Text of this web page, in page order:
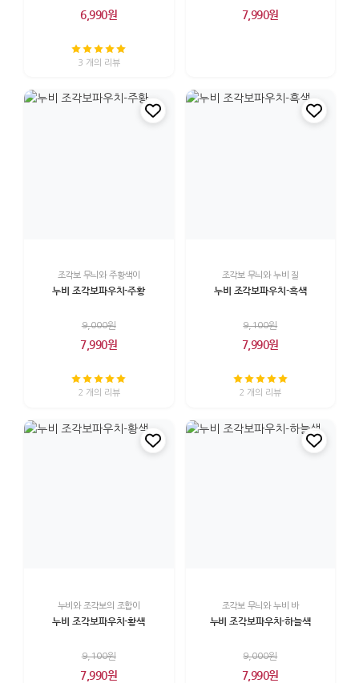
6,990원
3 개의 리뷰
7,990원
조각보 무늬와 주황색이
누비 조각보파우치-주황
9,000원
7,990원
2 개의 리뷰
조각보 무늬와 누비 질
누비 조각보파우치-흑색
9,100원
7,990원
2 개의 리뷰
누비와 조각보의 조합이
누비 조각보파우치-황색
9,100원
7,990원
조각보 무늬와 누비 바
누비 조각보파우치-하늘색
9,000원
7,990원